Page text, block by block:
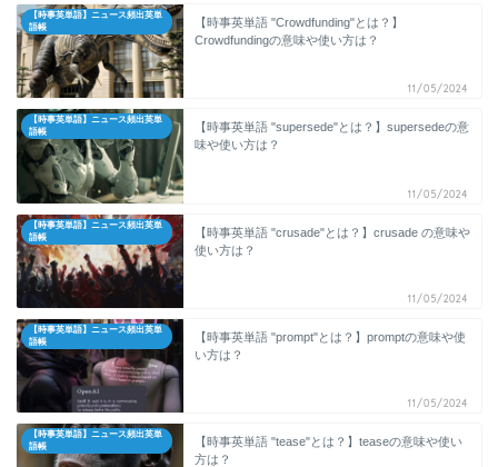
【時事英単語】ニュース頻出英単
語帳
【時事英単語 "Crowdfunding"とは？】
Crowdfundingの意味や使い方は？
11/05/2024
【時事英単語】ニュース頻出英単
語帳
【時事英単語 "supersede"とは？】supersedeの意
味や使い方は？
11/05/2024
【時事英単語】ニュース頻出英単
語帳
【時事英単語 "crusade"とは？】crusade の意味や
使い方は？
11/05/2024
【時事英単語】ニュース頻出英単
語帳
【時事英単語 "prompt"とは？】promptの意味や使
い方は？
11/05/2024
【時事英単語】ニュース頻出英単
語帳
【時事英単語 "tease"とは？】teaseの意味や使い
方は？